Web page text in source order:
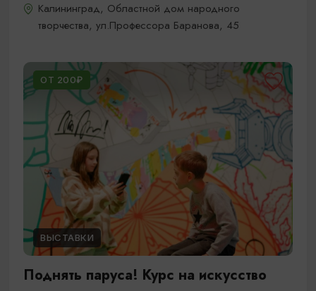
Калининград, Областной дом народного
творчества, ул.Профессора Баранова, 45
ОТ 200₽
ВЫСТАВКИ
Поднять паруса! Курс на искусство